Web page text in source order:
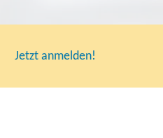
Jetzt anmelden!